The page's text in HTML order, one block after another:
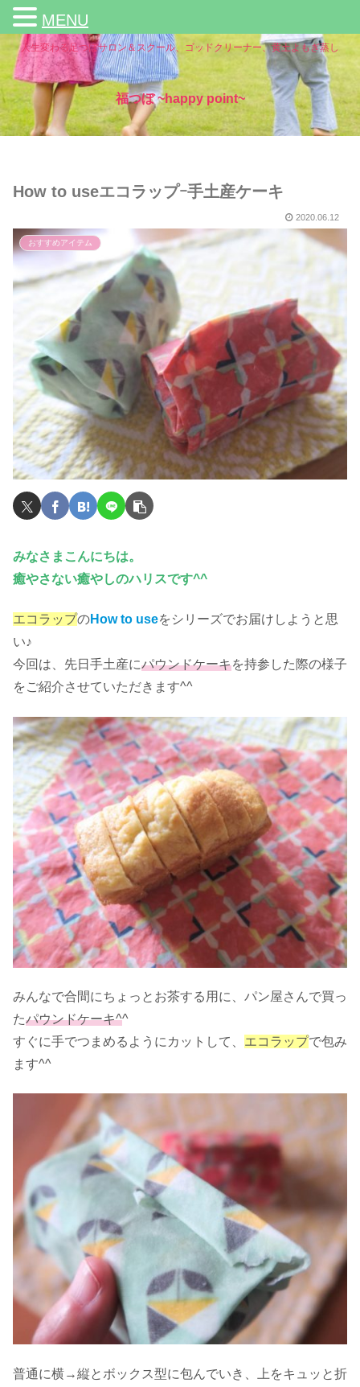
人生変わる足つぼサロン＆スクール、ゴッドクリーナー、黄土よもぎ蒸し
福つぼ ~happy point~
How to useエコラップｰ手土産ケーキ
2020.06.12
おすすめアイテム
みなさまこんにちは。
癒やさない癒やしのハリスです^^
エコラップのHow to useをシリーズでお届けしようと思
い♪
今回は、先日手土産にパウンドケーキを持参した際の様子
をご紹介させていただきます^^
みんなで合間にちょっとお茶する用に、パン屋さんで買っ
たパウンドケーキ^^
すぐに手でつまめるようにカットして、 エコラップで包み
ます^^
普通に横→縦とボックス型に包んでいき、上をキュッと折
MENU